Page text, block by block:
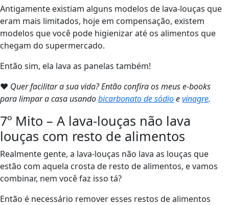
Antigamente existiam alguns modelos de lava-louças que
eram mais limitados, hoje em compensação, existem
modelos que você pode higienizar até os alimentos que
chegam do supermercado.
Então sim, ela lava as panelas também!
❤ Quer facilitar a sua vida? Então confira os meus e-books
para limpar a casa usandobicarbonato de sódioevinagre.
7º Mito – A lava-louças não lava
louças com resto de alimentos
Realmente gente, a lava-louças não lava as louças que
estão com aquela crosta de resto de alimentos, e vamos
combinar, nem você faz isso tá?
Então é necessário remover esses restos de alimentos